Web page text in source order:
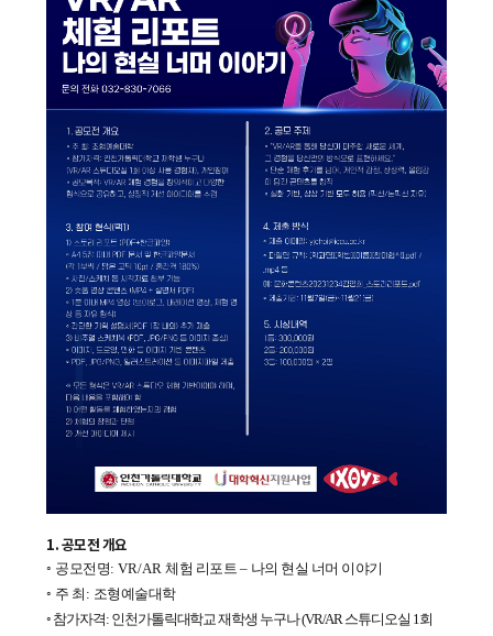
1.공모전 개요
◦ 공모전명: VR/AR 체험 리포트 – 나의 현실 너머 이야기
◦ 주 최 : 조형예술대학
◦ 참가자격: 인천가톨릭대학교 재학생 누구나(VR/AR 스튜디오실 1 회